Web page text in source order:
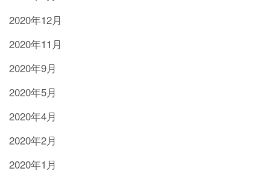
2020年12月
2020年11月
2020年9月
2020年5月
2020年4月
2020年2月
2020年1月